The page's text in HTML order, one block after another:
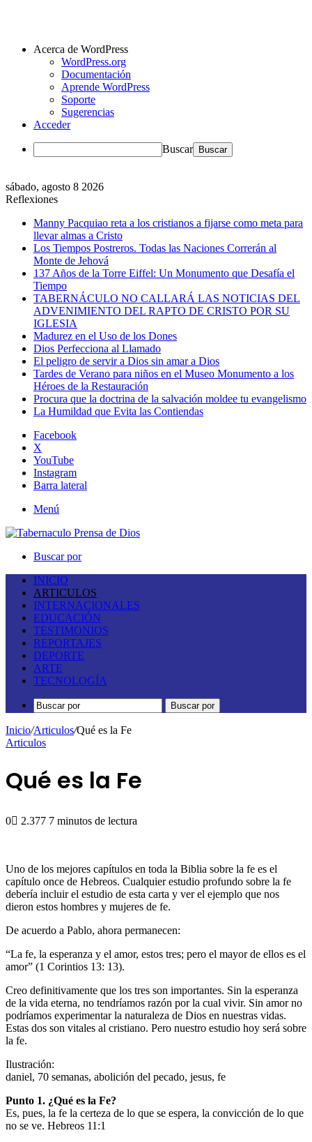
Acerca de WordPress
WordPress.org
Documentación
Aprende WordPress
Soporte
Sugerencias
Acceder
Buscar
sábado, agosto 8 2026
Reflexiones
Manny Pacquiao reta a los cristianos a fijarse como meta para
llevar almas a Cristo
Los Tiempos Postreros. Todas las Naciones Correrán al
Monte de Jehová
137 Años de la Torre Eiffel: Un Monumento que Desafía el
Tiempo
TABERNÁCULO NO CALLARÁ LAS NOTICIAS DEL
ADVENIMIENTO DEL RAPTO DE CRISTO POR SU
IGLESIA
Madurez en el Uso de los Dones
Dios Perfecciona al Llamado
El peligro de servir a Dios sin amar a Dios
Tardes de Verano para niños en el Museo Monumento a los
Héroes de la Restauración
Procura que la doctrina de la salvación moldee tu evangelismo
La Humildad que Evita las Contiendas
Facebook
X
YouTube
Instagram
Barra lateral
Menú
Buscar por
INICIO
ARTICULOS
INTERNACIONALES
EDUCACIÓN
TESTIMONIOS
REPORTAJES
DEPORTE
ARTE
TECNOLOGÍA
Buscar por
Inicio/Articulos/Qué es la Fe
Articulos
Qué es la Fe
0 2.377 7 minutos de lectura
Uno de los mejores capítulos en toda la Biblia sobre la fe es el
capítulo once de Hebreos. Cualquier estudio profundo sobre la fe
debería incluir el estudio de esta carta y ver el ejemplo que nos
dieron estos hombres y mujeres de fe.
De acuerdo a Pablo, ahora permanecen:
“La fe, la esperanza y el amor, estos tres; pero el mayor de ellos es el
amor” (1 Corintios 13: 13).
Creo definitivamente que los tres son importantes. Sin la esperanza
de la vida eterna, no tendríamos razón por la cual vivir. Sin amor no
podríamos experimentar la naturaleza de Dios en nuestras vidas.
Estas dos son vitales al cristiano. Pero nuestro estudio hoy será sobre
la fe.
Ilustración:
daniel, 70 semanas, abolición del pecado, jesus, fe
Punto 1. ¿Qué es la Fe?
Es, pues, la fe la certeza de lo que se espera, la convicción de lo que
no se ve. Hebreos 11:1